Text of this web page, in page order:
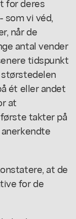
som vi véd,
når de
antal vender
tidspunkt
ét eller andet
at
takter på
at de
for de